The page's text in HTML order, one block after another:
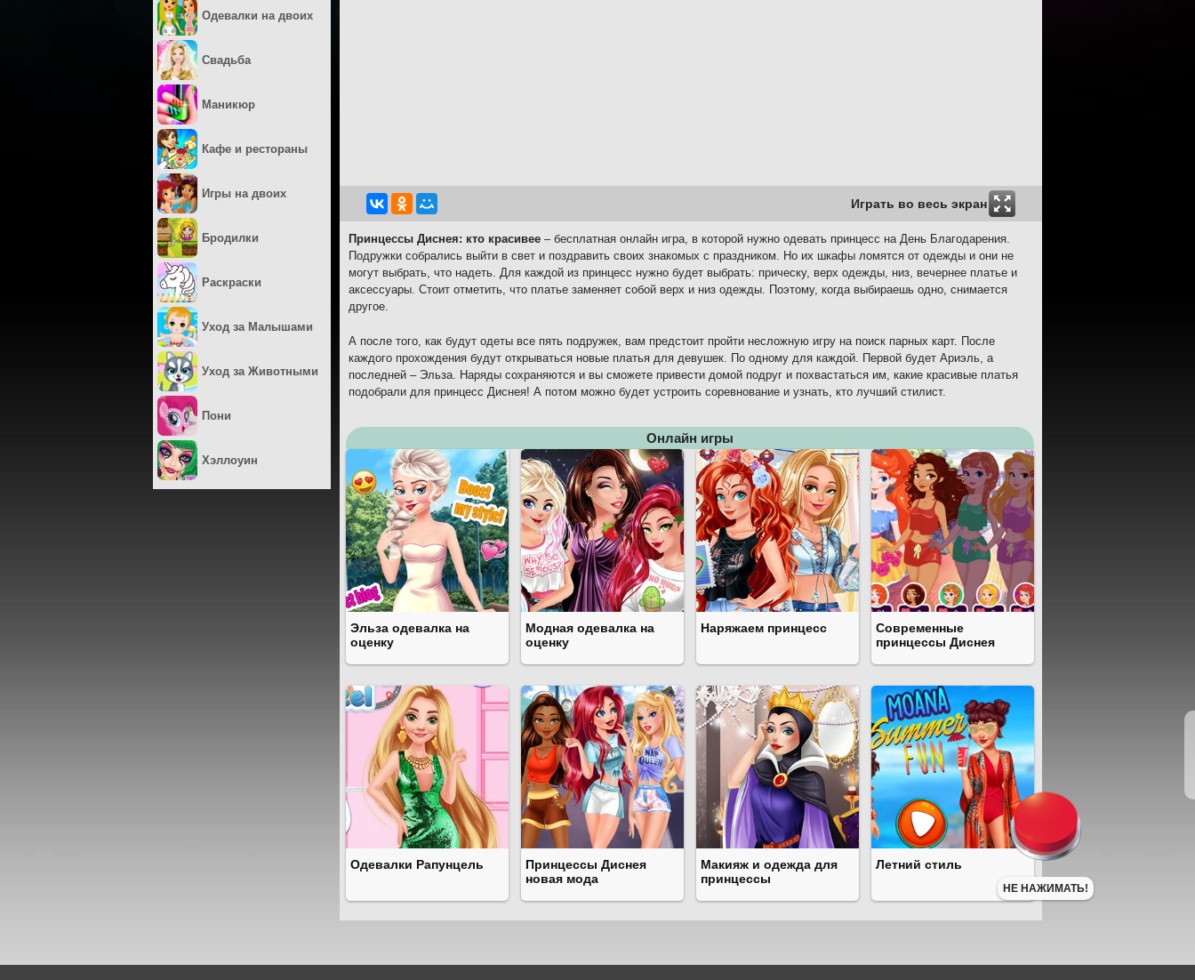
Играть во весь экран
Принцессы Диснея: кто красивее – бесплатная онлайн игра, в которой нужно одевать принцесс на День Благодарения.
Подружки собрались выйти в свет и поздравить своих знакомых с праздником. Но их шкафы ломятся от одежды и они не
могут выбрать, что надеть. Для каждой из принцесс нужно будет выбрать: прическу, верх одежды, низ, вечернее платье и
аксессуары. Стоит отметить, что платье заменяет собой верх и низ одежды. Поэтому, когда выбираешь одно, снимается
другое.
А после того, как будут одеты все пять подружек, вам предстоит пройти несложную игру на поиск парных карт. После
каждого прохождения будут открываться новые платья для девушек. По одному для каждой. Первой будет Ариэль, а
последней – Эльза. Наряды сохраняются и вы сможете привести домой подруг и похвастаться им, какие красивые платья
подобрали для принцесс Диснея! А потом можно будет устроить соревнование и узнать, кто лучший стилист.
Онлайн игры
Эльза одевалка на
оценку
Модная одевалка на
оценку
Наряжаем принцесс
Современные
принцессы Диснея
Одевалки Рапунцель
Принцессы Диснея
новая мода
Макияж и одежда для
принцессы
Летний стиль
Одевалки на двоих
Свадьба
Маникюр
Кафе и рестораны
Игры на двоих
Бродилки
Раскраски
Уход за Малышами
Уход за Животными
Пони
Хэллоуин
НЕ НАЖИМАТЬ!